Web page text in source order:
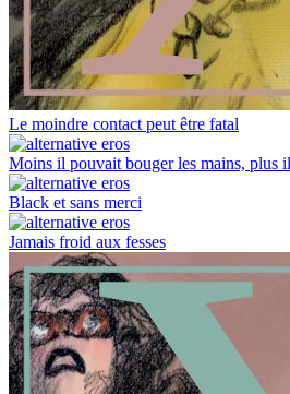
Le moindre contact peut être fatal
Moins il pouvait bouger les mains, plus
Black et sans merci
Jamais froid aux fesses